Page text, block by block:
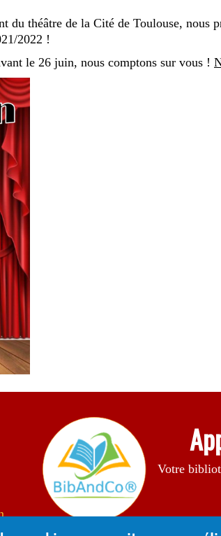
du théâtre de la Cité de Toulouse, nous
2022 !
le 26 juin, nous comptons sur vous !
Votre